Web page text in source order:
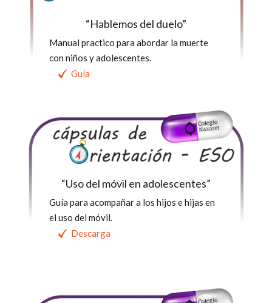
“Hablemos del duelo”
Manual practico para abordar la muerte
con niños y adolescentes.
Guía
“Uso del móvil en adolescentes”
Guía para acompañar a los hijos e hijas en
el uso del móvil.
Descarga